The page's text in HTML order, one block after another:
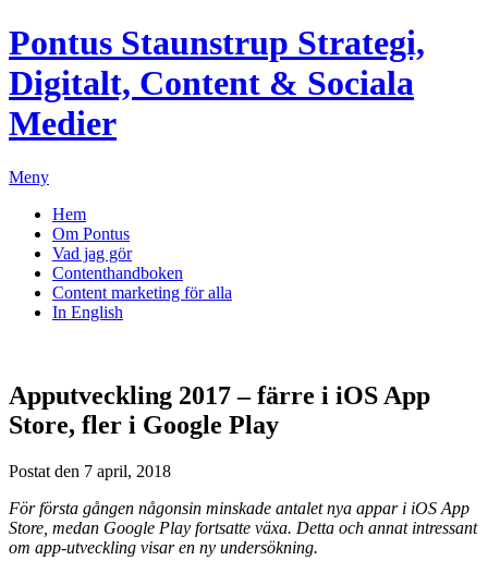
Pontus Staunstrup Strategi,
Digitalt, Content & Sociala
Medier
Meny
Hem
Om Pontus
Vad jag gör
Contenthandboken
Content marketing för alla
In English
Apputveckling 2017 – färre i iOS App
Store, fler i Google Play
Postat den 7 april, 2018
För första gången någonsin minskade antalet nya appar i iOS App
Store, medan Google Play fortsatte växa. Detta och annat intressant
om app-utveckling visar en ny undersökning.